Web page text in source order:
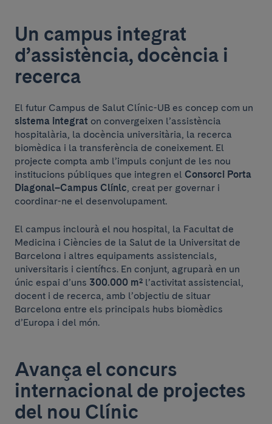
Un campus integrat
d’assistència, docència i
recerca
El futur Campus de Salut Clínic-UB es concep com un
sistema integrat on convergeixen l’assistència
hospitalària, la docència universitària, la recerca
biomèdica i la transferència de coneixement. El
projecte compta amb l’impuls conjunt de les nou
institucions públiques que integren el Consorci Porta
Diagonal–Campus Clínic, creat per governar i
coordinar-ne el desenvolupament.
El campus inclourà el nou hospital, la Facultat de
Medicina i Ciències de la Salut de la Universitat de
Barcelona i altres equipaments assistencials,
universitaris i científics. En conjunt, agruparà en un
únic espai d’uns 300.000 m² l’activitat assistencial,
docent i de recerca, amb l’objectiu de situar
Barcelona entre els principals hubs biomèdics
d’Europa i del món.
Avança el concurs
internacional de projectes
del nou Clínic